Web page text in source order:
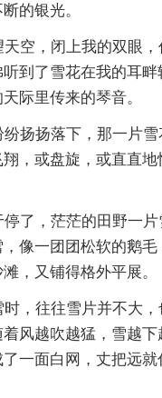
的银光。
天空，闭上我的双眼
到了雪花在我的耳
际里传来的琴音。
纷扬扬落下，那一片
，或盘旋，或直直
停了，茫茫的田野一
像一团团松软的鹅
，又铺得格外平展。
时，往往雪片并不大
风越吹越猛，雪越
一面白网，丈把远